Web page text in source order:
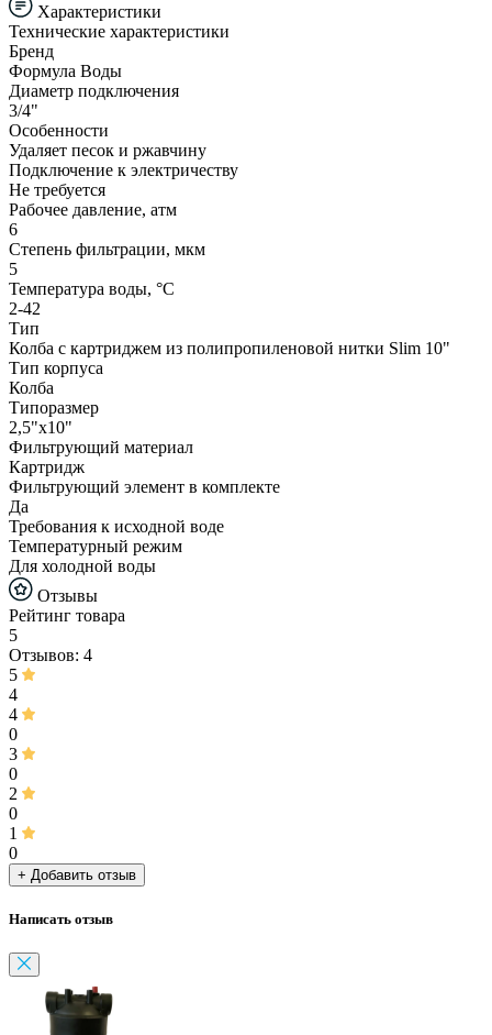
Характеристики
Технические характеристики
Бренд
Формула Воды
Диаметр подключения
3/4"
Особенности
Удаляет песок и ржавчину
Подключение к электричеству
Не требуется
Рабочее давление, атм
6
Степень фильтрации, мкм
5
Температура воды, °С
2-42
Тип
Колба с картриджем из полипропиленовой нитки Slim 10"
Тип корпуса
Колба
Типоразмер
2,5"x10"
Фильтрующий материал
Картридж
Фильтрующий элемент в комплекте
Да
Требования к исходной воде
Температурный режим
Для холодной воды
Отзывы
Рейтинг товара
5
Отзывов: 4
5
4
4
0
3
0
2
0
1
0
+ Добавить отзыв
Написать отзыв